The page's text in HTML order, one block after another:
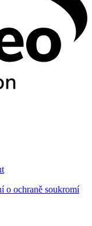
o ochraně soukromí